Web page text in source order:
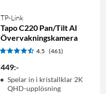
TP-Link
Tapo C220 Pan/Tilt AI
Övervakningskamera
4.5 (461)
449:-
Spelar in i kristallklar 2K
QHD-upplösning